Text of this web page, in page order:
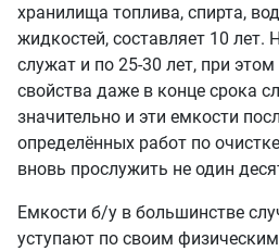
хранилища топлива, спирта,
жидкостей, составляет 10 лет.
служат и по 25-30 лет, при
свойства даже в конце срока
значительно и эти емкости
определённых работ по
вновь прослужить не один
Емкости б/у в большинстве
уступают по своим